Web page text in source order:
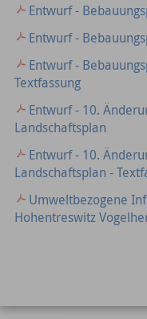
Entwurf -
Entwurf -
Entwurf -
Textfassung
Entwurf - 10.
Landschaftsplan
Entwurf - 10.
Landschaftsplan -
Umweltbezogene
Hohentreswitz